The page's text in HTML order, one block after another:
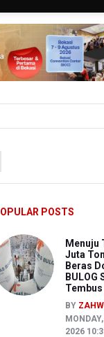
Ancaman
Pemeriksaan
POSTS
Menuju
Juta
Beras
BULOG
Tembus
BY
2026